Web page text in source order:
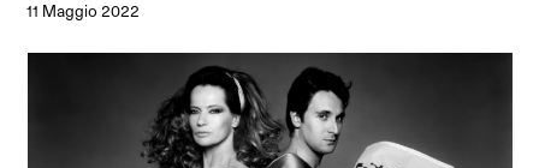
11 Maggio 2022